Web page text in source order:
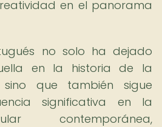
en el panorama
no solo ha dejado
en la historia de la
que también sigue
significativa en la
contemporánea,